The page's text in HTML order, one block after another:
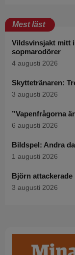
Mest läst
Vildsvinsjakt mitt
sopmarodörer
4 augusti 2026
Skyttetränaren:
3 augusti 2026
”Vapenfrågorna
6 augusti 2026
Bildspel: Andra
1 augusti 2026
Björn attackerade
3 augusti 2026